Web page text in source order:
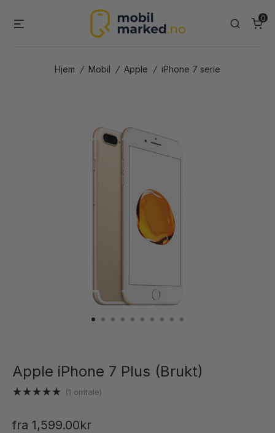
Search
0
Hjem / Mobil / Apple / iPhone 7 serie
Apple iPhone 7 Plus (Brukt)
basert på
(1 omtale)
fra 1,599.00kr